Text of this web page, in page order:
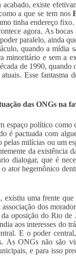
existe
a que se tem nos
tinha endereço
agora. As
paralelo, ainda
quando a mídia
minoritário e sem a
de 1990, quando
Esse
das ONGs na
espaço político como
é pactuada com
pelas milícias ou um
da existência
dialogar, que é
ator hegemônico
existiu uma frente
dos
oposição do Rio de
aos interesses do
E o poder
As ONGs não são
e para isso